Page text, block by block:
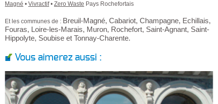
Magné • Vivractif• Zero Waste Pays Rochefortais
Et les communes de : Breuil-Magné, Cabariot, Champagne, Echillais,
Fouras, Loire-les-Marais, Muron, Rochefort, Saint-Agnant, Saint-
Hippolyte, Soubise et Tonnay-Charente.
Vous aimerez aussi :